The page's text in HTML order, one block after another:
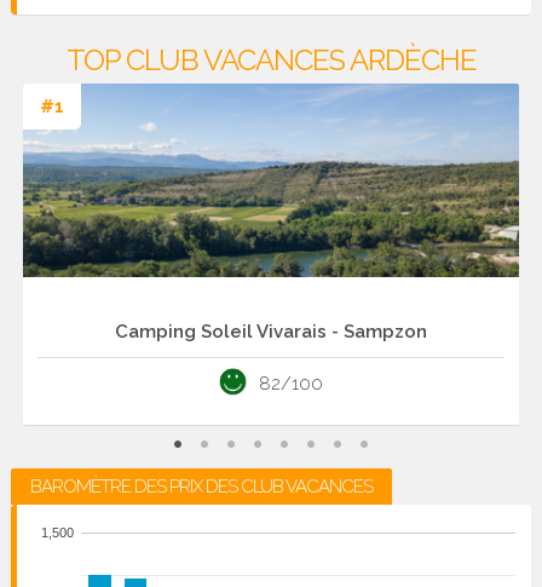
TOP CLUB VACANCES ARDÈCHE
#1
Camping Soleil Vivarais - Sampzon
82/100
BAROMÈTRE DES PRIX DES CLUB VACANCES
1,500